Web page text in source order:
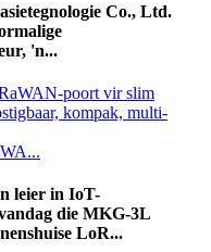
Co., Ltd.
'n...
leier in IoT-
die MKG-3L
LoR...